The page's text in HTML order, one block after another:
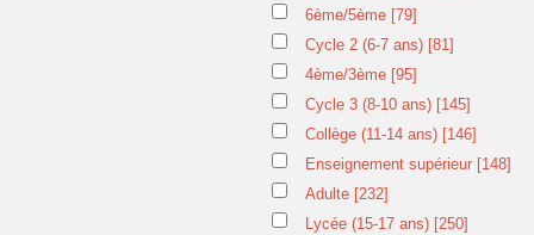
6ème/5ème [79]
Cycle 2 (6-7 ans) [81]
4ème/3ème [95]
Cycle 3 (8-10 ans) [145]
Collège (11-14 ans) [146]
Enseignement supérieur [148]
Adulte [232]
Lycée (15-17 ans) [250]